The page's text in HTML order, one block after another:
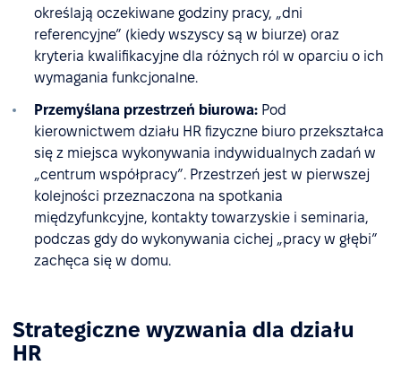
określają oczekiwane godziny pracy, „dni
referencyjne” (kiedy wszyscy są w biurze) oraz
kryteria kwalifikacyjne dla różnych ról w oparciu o ich
wymagania funkcjonalne.
Przemyślana przestrzeń biurowa: Pod
kierownictwem działu HR fizyczne biuro przekształca
się z miejsca wykonywania indywidualnych zadań w
„centrum współpracy”. Przestrzeń jest w pierwszej
kolejności przeznaczona na spotkania
międzyfunkcyjne, kontakty towarzyskie i seminaria,
podczas gdy do wykonywania cichej „pracy w głębi”
zachęca się w domu.
Strategiczne wyzwania dla działu
HR